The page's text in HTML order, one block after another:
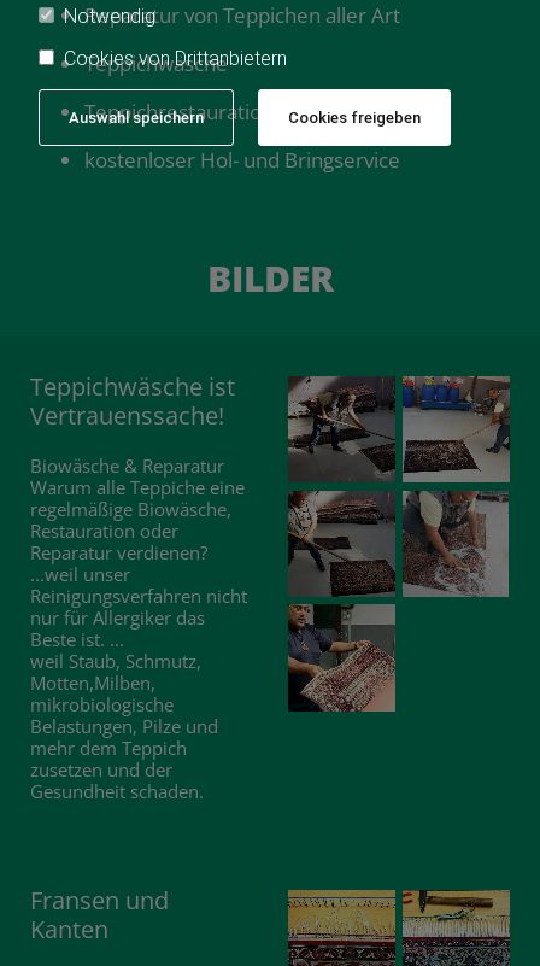
Notwendig
Cookies von Drittanbietern
Auswahl speichern Cookies freigeben
Reparatur von Teppichen aller Art
Teppichwäsche
Teppichrestauration
kostenloser Hol- und Bringservice
BILDER
Teppichwäsche ist
Vertrauenssache!
Biowäsche & Reparatur
Warum alle Teppiche eine
regelmäßige Biowäsche,
Restauration oder
Reparatur verdienen?
...weil unser
Reinigungsverfahren nicht
nur für Allergiker das
Beste ist. ...
weil Staub, Schmutz,
Motten,Milben,
mikrobiologische
Belastungen, Pilze und
mehr dem Teppich
zusetzen und der
Gesundheit schaden.
Fransen und
Kanten